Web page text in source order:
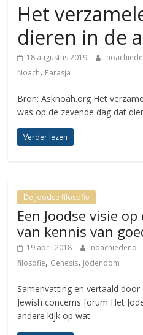
Het
dieren in de
18 augustus 2019
Noach, Parasja
Bron: Asknoah.org Het
was op de zevende dag dat
Verder lezen
De Joodse filosofie
Een Joodse visie
van kennis van
19 april 2018 noachiedeno
filosofie, Genesis, Jodendom
Samenvatting en vertaald
Jewish concerns forum Het
andere kijk op wat